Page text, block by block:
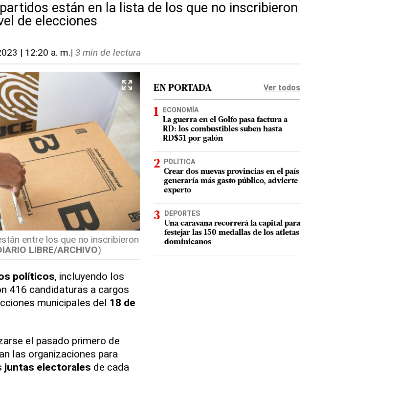
están en la lista de los que no inscribieron
de elecciones
| 12:20 a. m.| 3 min de lectura
entre los que no inscribieron
LIBRE/ARCHIVO)
políticos, incluyendo los
416 candidaturas a cargos
municipales del 18 de
el pasado primero de
las organizaciones para
juntas electorales de cada
EN PORTADA Ver todos
ECONOMÍA
La guerra en el Golfo pasa factura a
RD: los combustibles suben hasta
RD$51 por galón
POLÍTICA
Crear dos nuevas provincias en el país
generaría más gasto público, advierte
experto
DEPORTES
Una caravana recorrerá la capital para
festejar las 150 medallas de los atletas
dominicanos